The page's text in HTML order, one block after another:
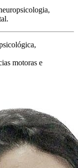
motoras e